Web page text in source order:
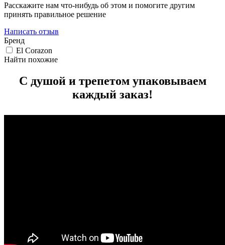
Расскажите нам что-нибудь об этом и помогите другим
принять правильное решение
Написать отзыв
Бренд
El Corazon
Найти похожие
С душой и трепетом упаковываем
каждый заказ!